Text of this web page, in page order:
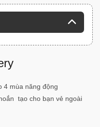
4 mùa năng động
tạo cho bạn vẻ ngoài